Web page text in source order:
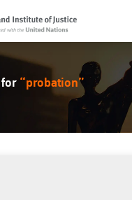
“probation”